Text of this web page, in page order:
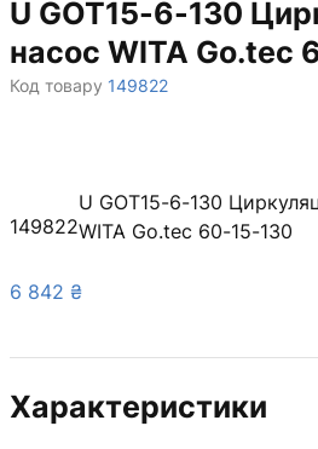
U GOT15-6-130
насос WITA Go.tec
Код товару 149822
149822
U GOT15-6-130
WITA Go.tec 60-15-130
6 842 ₴
Характеристики